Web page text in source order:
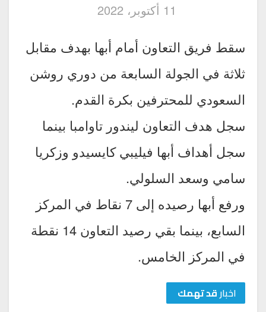
11 أكتوبر، 2022
سقط فريق التعاون أمام أبها بهدف مقابل
ثلاثة في الجولة السابعة من دوري روشن
السعودي للمحترفين بكرة القدم.
سجل هدف التعاون ليندور تاوامبا بينما
سجل أهداف أبها فيليبي كايسيدو وزكريا
سامي وسعد السلولي.
ورفع أبها رصيده إلى 7 نقاط في المركز
السابع، بينما بقي رصيد التعاون 14 نقطة
في المركز الخامس.
اخبارقد تهمك